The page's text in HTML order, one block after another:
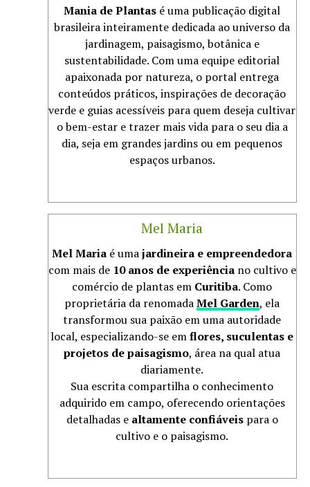
Mania de Plantas é uma publicação digital
brasileira inteiramente dedicada ao universo da
jardinagem, paisagismo, botânica e
sustentabilidade. Com uma equipe editorial
apaixonada por natureza, o portal entrega
conteúdos práticos, inspirações de decoração
verde e guias acessíveis para quem deseja cultivar
o bem-estar e trazer mais vida para o seu dia a
dia, seja em grandes jardins ou em pequenos
espaços urbanos.
Mel Maria
Mel Maria é umajardineira e empreendedora
com mais de 10 anos de experiênciano cultivo e
comércio de plantas em Curitiba. Como
proprietária da renomadaMel Garden, ela
transformou sua paixão em uma autoridade
local, especializando-se emflores, suculentas e
projetos de paisagismo, área na qual atua
diariamente.
Sua escrita compartilha o conhecimento
adquirido em campo, oferecendo orientações
detalhadas e altamente confiáveispara o
cultivo e o paisagismo.